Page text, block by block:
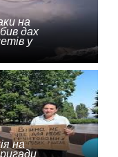
на
дах
у
на